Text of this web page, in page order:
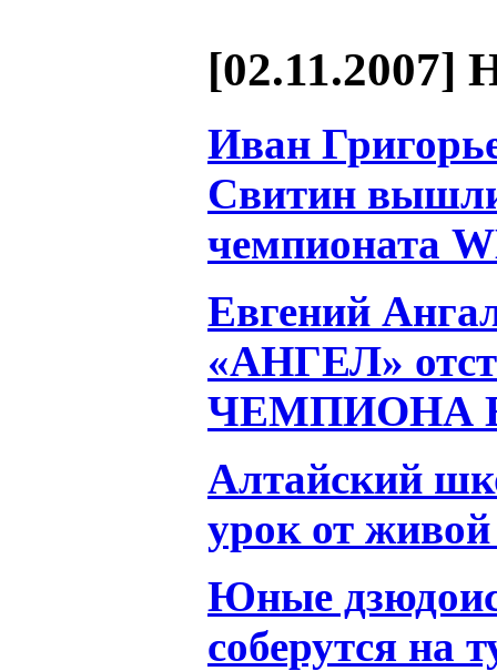
[02.11.2007]
Иван
Свитин
чемпионата
Евгений
«АНГЕЛ»
ЧЕМПИОНА
Алтайский
урок от
Юные
соберутся на